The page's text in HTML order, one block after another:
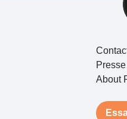
Presse
About